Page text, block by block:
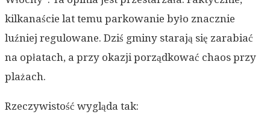
kilkanaście lat temu parkowanie było znacznie
luźniej regulowane. Dziś gminy starają się zarabiać
na opłatach, a przy okazji porządkować chaos przy
plażach.
Rzeczywistość wygląda tak: